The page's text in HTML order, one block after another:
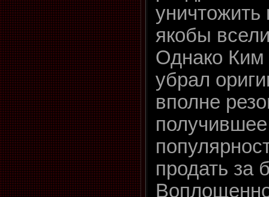
уничтожить
якобы
Однако
убрал
вполне
продать за